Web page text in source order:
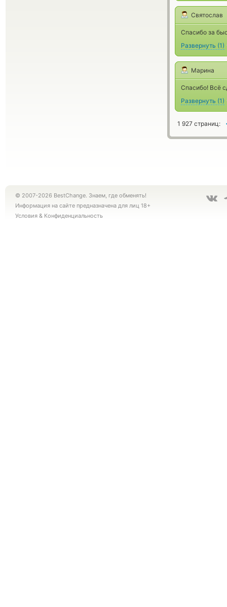
Святослав
Спасибо за
Развернуть (1)
Марина
Спасибо! Всё
Развернуть (1)
1 927 страниц:
© 2007-2026 BestChange. Знаем, где обменять!
Информация на сайте предназначена для лиц 18+
Условия & Конфиденциальность